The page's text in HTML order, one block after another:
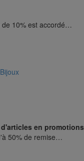
de 10% est accordé…
en promotions
50% de remise…